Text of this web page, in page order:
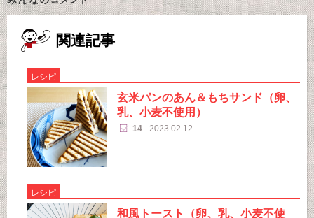
関連記事
レシピ
玄米パンのあん＆もちサンド（卵、
乳、小麦不使用）
14 2023.02.12
レシピ
和風トースト（卵、乳、小麦不使